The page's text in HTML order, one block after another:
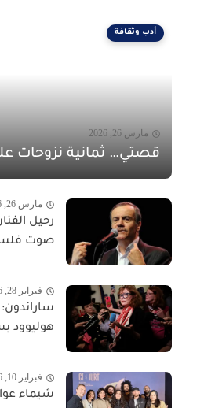
أدب وثقافة
مارس 26, 2026
قصتي… ثمانية نزوحات
مارس 26, 2026
رحيل
صوت
فبراير 28, 2026
هوليوود
فبراير 10, 2026
شيماء